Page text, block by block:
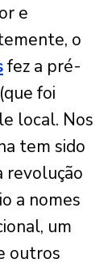
e
o
fez a pré-
foi
local. Nos
tem sido
revolução
a nomes
um
outros